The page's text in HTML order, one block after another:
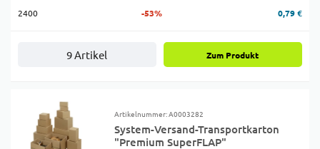
2400
-53% 0,79 €
9 Artikel Zum Produkt
Artikelnummer: A0003282
System-Versand-Transportkarton
"Premium SuperFLAP"